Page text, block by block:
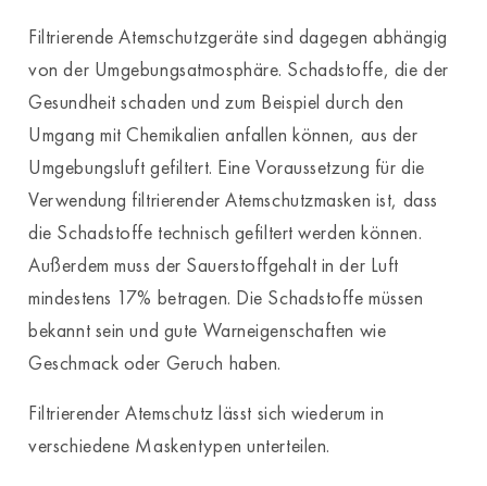
Filtrierende Atemschutzgeräte sind dagegen abhängig
von der Umgebungsatmosphäre. Schadstoffe, die der
Gesundheit schaden und zum Beispiel durch den
Umgang mit Chemikalien anfallen können, aus der
Umgebungsluft gefiltert. Eine Voraussetzung für die
Verwendung filtrierender Atemschutzmasken ist, dass
die Schadstoffe technisch gefiltert werden können.
Außerdem muss der Sauerstoffgehalt in der Luft
mindestens 17% betragen. Die Schadstoffe müssen
bekannt sein und gute Warneigenschaften wie
Geschmack oder Geruch haben.
Filtrierender Atemschutz lässt sich wiederum in
verschiedene Maskentypen unterteilen.